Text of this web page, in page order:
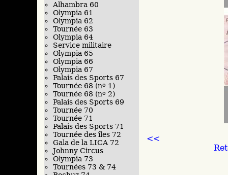
<<
Alhambra 60
Olympia 61
Olympia 62
Tournée 63
Olympia 64
Service militaire
Olympia 65
Olympia 66
Olympia 67
Palais des Sports 67
Tournée 68 (no 1)
Tournée 68 (no 2)
Palais des Sports 69
Tournée 70
Tournée 71
Palais des Sports 71
Tournée des îles 72
Gala de la LICA 72
Johnny Circus
Olympia 73
Tournées 73 & 74